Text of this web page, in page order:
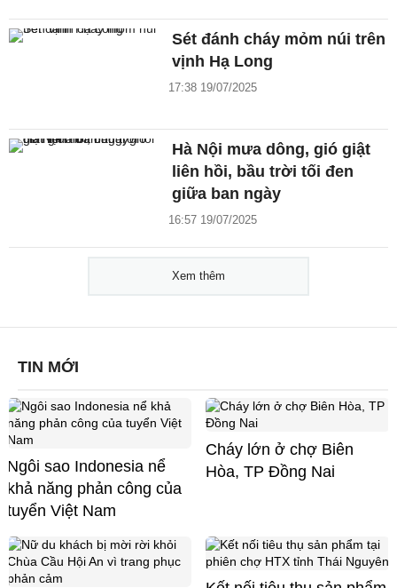
Sét đánh cháy mỏm núi trên
vịnh Hạ Long
17:38 19/07/2025
Hà Nội mưa dông, gió giật
liên hồi, bầu trời tối đen
giữa ban ngày
16:57 19/07/2025
Xem thêm
TIN MỚI
Ngôi sao Indonesia nể
khả năng phản công của
tuyển Việt Nam
Cháy lớn ở chợ Biên
Hòa, TP Đồng Nai